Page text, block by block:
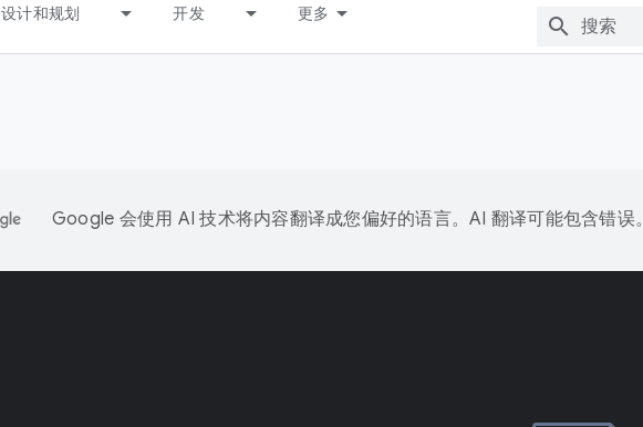
设计和规划 开发 更多
Google 会使用 AI 技术将内容翻译成您偏好的语言。AI 翻译可能包含错误。